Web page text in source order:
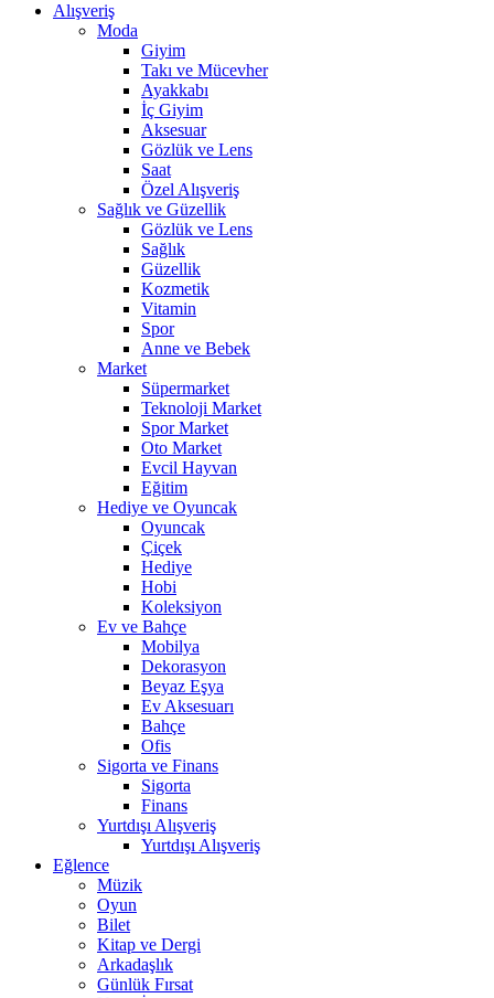
Alışveriş
Moda
Giyim
Takı ve Mücevher
Ayakkabı
İç Giyim
Aksesuar
Gözlük ve Lens
Saat
Özel Alışveriş
Sağlık ve Güzellik
Gözlük ve Lens
Sağlık
Güzellik
Kozmetik
Vitamin
Spor
Anne ve Bebek
Market
Süpermarket
Teknoloji Market
Spor Market
Oto Market
Evcil Hayvan
Eğitim
Hediye ve Oyuncak
Oyuncak
Çiçek
Hediye
Hobi
Koleksiyon
Ev ve Bahçe
Mobilya
Dekorasyon
Beyaz Eşya
Ev Aksesuarı
Bahçe
Ofis
Sigorta ve Finans
Sigorta
Finans
Yurtdışı Alışveriş
Yurtdışı Alışveriş
Eğlence
Müzik
Oyun
Bilet
Kitap ve Dergi
Arkadaşlık
Günlük Fırsat